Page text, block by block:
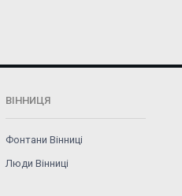
ВІННИЦЯ
Фонтани Вінниці
Люди Вінниці